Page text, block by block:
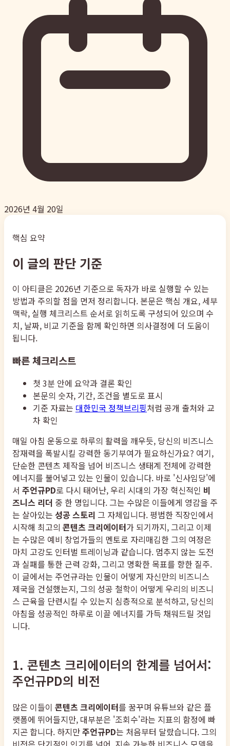
2026년 4월 20일
핵심 요약
이 글의 판단 기준
이 아티클은 2026년 기준으로 독자가 바로 실행할 수 있는
방법과 주의할 점을 먼저 정리합니다. 본문은 핵심 개요, 세부
맥락, 실행 체크리스트 순서로 읽히도록 구성되어 있으며 수
치, 날짜, 비교 기준을 함께 확인하면 의사결정에 더 도움이
됩니다.
빠른 체크리스트
첫 3분 안에 요약과 결론 확인
본문의 숫자, 기간, 조건을 별도로 표시
기준 자료는 대한민국 정책브리핑처럼 공개 출처와 교
차 확인
매일 아침 운동으로 하루의 활력을 깨우듯, 당신의 비즈니스
잠재력을 폭발시킬 강력한 동기부여가 필요하신가요? 여기,
단순한 콘텐츠 제작을 넘어 비즈니스 생태계 전체에 강력한
에너지를 불어넣고 있는 인물이 있습니다. 바로 '신사임당'에
서 주언규PD로 다시 태어난, 우리 시대의 가장 혁신적인 비
즈니스 리더 중 한 명입니다. 그는 수많은 이들에게 영감을 주
는 살아있는 성공 스토리 그 자체입니다. 평범한 직장인에서
시작해 최고의 콘텐츠 크리에이터가 되기까지, 그리고 이제
는 수많은 예비 창업가들의 멘토로 자리매김한 그의 여정은
마치 고강도 인터벌 트레이닝과 같습니다. 멈추지 않는 도전
과 실패를 통한 근력 강화, 그리고 명확한 목표를 향한 질주.
이 글에서는 주언규라는 인물이 어떻게 자신만의 비즈니스
제국을 건설했는지, 그의 성공 철학이 어떻게 우리의 비즈니
스 근육을 단련시킬 수 있는지 심층적으로 분석하고, 당신의
아침을 성공적인 하루로 이끌 에너지를 가득 채워드릴 것입
니다.
1. 콘텐츠 크리에이터의 한계를 넘어서:
주언규PD의 비전
많은 이들이 콘텐츠 크리에이터를 꿈꾸며 유튜브와 같은 플
랫폼에 뛰어들지만, 대부분은 '조회수'라는 지표의 함정에 빠
지곤 합니다. 하지만주언규PD는 처음부터 달랐습니다. 그의